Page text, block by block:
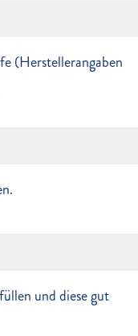
(Herstellerangaben
und diese gut